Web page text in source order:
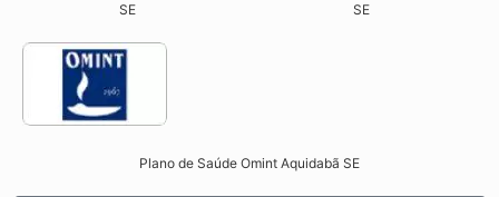
SE​
SE​
Plano de Saúde Omint Aquidabã SE​